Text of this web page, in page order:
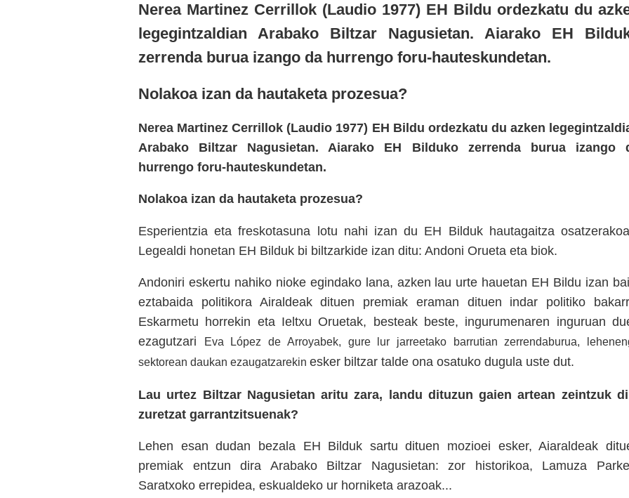
Nerea Martinez Cerrillok (Laudio 1977) EH Bildu ordezkatu du
legegintzaldian Arabako Biltzar Nagusietan. Aiarako EH
zerrenda burua izango da hurrengo foru-hauteskundetan.
Nolakoa izan da hautaketa prozesua?
Nerea Martinez Cerrillok (Laudio 1977) EH Bildu ordezkatu du azken
Arabako Biltzar Nagusietan. Aiarako EH Bilduko zerrenda burua izango
hurrengo foru-hauteskundetan.
Nolakoa izan da hautaketa prozesua?
Esperientzia eta freskotasuna lotu nahi izan du EH Bilduk hautagaitza
Legealdi honetan EH Bilduk bi biltzarkide izan ditu: Andoni Orueta eta biok.
Andoniri eskertu nahiko nioke egindako lana, azken lau urte hauetan EH Bildu izan
eztabaida politikora Airaldeak dituen premiak eraman dituen indar politiko
Eskarmetu horrekin eta Ieltxu Oruetak, besteak beste, ingurumenaren inguruan
ezagutzari
Eva López de Arroyabek, gure lur jarreetako barrutian zerrendaburua,
sektorean daukan ezaugatzarekin esker biltzar talde ona osatuko dugula uste dut.
Lau urtez Biltzar Nagusietan aritu zara, landu dituzun gaien artean zeintzuk
zuretzat garrantzitsuenak?
Lehen esan dudan bezala EH Bilduk sartu dituen mozioei esker, Aiaraldeak
premiak entzun dira Arabako Biltzar Nagusietan: zor historikoa, Lamuza
Saratxoko errepidea, eskualdeko ur horniketa arazoak...